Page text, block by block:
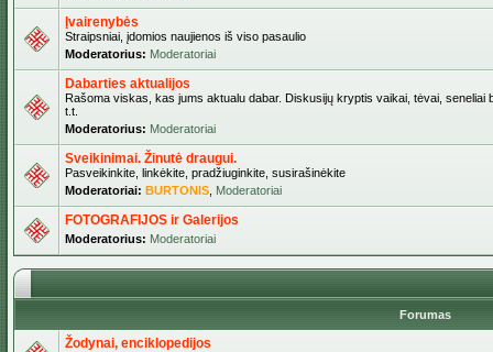
Įvairenybės
Straipsniai, įdomios naujienos iš viso pasaulio
Moderatorius: Moderatoriai
Dabarties aktualijos
Rašoma viskas, kas jums aktualu dabar. Diskusijų kryptis vaikai, tėvai, seneliai
t.t.
Moderatorius: Moderatoriai
Sveikinimai. Žinutė draugui.
Pasveikinkite, linkėkite, pradžiuginkite, susirašinėkite
Moderatoriai: BURTONIS Moderatoriai
FOTOGRAFIJOS ir Galerijos
Moderatorius: Moderatoriai
Forumas
Žodynai, enciklopedijos